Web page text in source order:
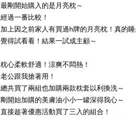
最剛開始購入的是月亮枕～
經過一番比較！
加上因之前家人有買過h牌的月亮枕！真的
覺得試看看！結果一試成主顧～
枕心柔軟舒適！涼爽不悶熱！
老公跟我搶著用！
總共買了兩組也加購兩款枕套以利換洗～
剛開始加購的美膚油小小一罐深得我心～
直接趁著優惠活動買了三入的組合！